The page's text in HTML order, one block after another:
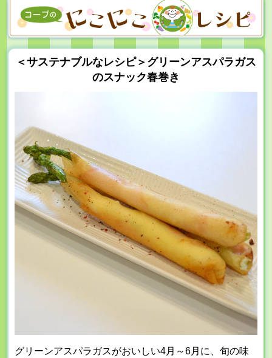
＜サステナブルなレシピ＞グリーンアスパラガス
のスナック春巻き
グリーンアスパラガスがおいしい4月～6月に、旬の味